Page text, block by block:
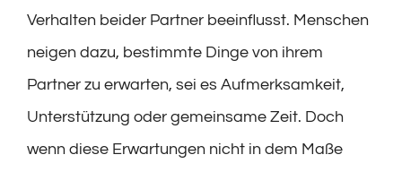
Verhalten beider Partner beeinflusst. Menschen
neigen dazu, bestimmte Dinge von ihrem
Partner zu erwarten, sei es Aufmerksamkeit,
Unterstützung oder gemeinsame Zeit. Doch
wenn diese Erwartungen nicht in dem Maße